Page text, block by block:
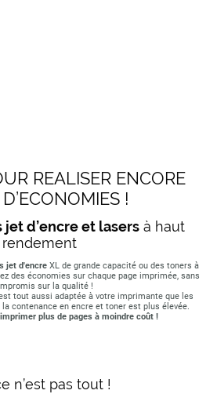
REALISER ENCORE
!
d’encre et lasersà haut
rendement
jet d'encreXL de grande capacité ou des toners à
des économies sur chaque page imprimée, sans
sur la qualité !
tout aussi adaptée à votre imprimante que les
contenance en encre et toner est plus élevée.
plus de pages à moindre coût !
n’est pas tout !